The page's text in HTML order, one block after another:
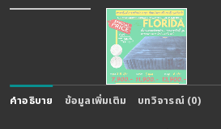
คำอธิบาย ข้อมูลเพิ่มเติม บทวิจารณ์ (0)